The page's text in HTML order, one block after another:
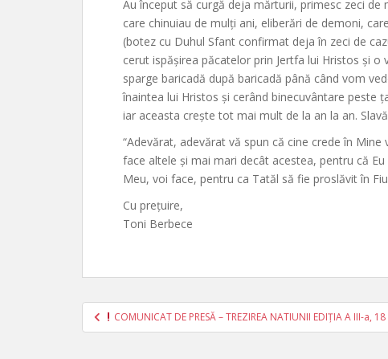
Au început să curgă deja mărturii, primesc zeci
care chinuiau de mulți ani, eliberări de demoni,
(botez cu Duhul Sfant confirmat deja în zeci de
cerut ispășirea păcatelor prin Jertfa lui Hristos și
sparge baricadă după baricadă până când vom
înaintea lui Hristos și cerând binecuvântare peste
iar aceasta crește tot mai mult de la an la an.
“Adevărat, adevărat vă spun că cine crede în
face altele și mai mari decât acestea, pentru că
Meu, voi face, pentru ca Tatăl să fie proslăvit în
Cu prețuire,
Toni Berbece
Post
navigation
COMUNICAT DE PRESĂ – TREZIREA NATIUNII EDIȚIA A III-a,